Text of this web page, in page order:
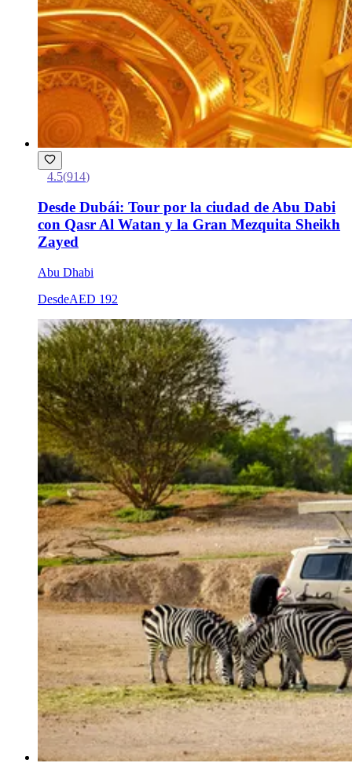
4.5(914)
Desde Dubái: Tour por la ciudad de Abu Dabi
con Qasr Al Watan y la Gran Mezquita Sheikh
Zayed
Abu Dhabi
DesdeAED 192